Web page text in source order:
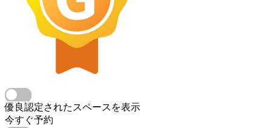
優良認定されたスペースを表示
今すぐ予約